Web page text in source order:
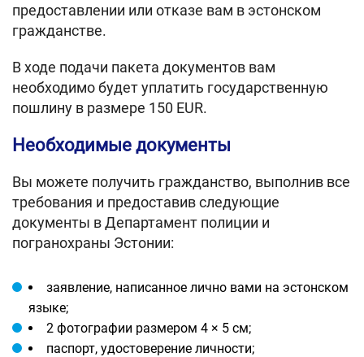
предоставлении или отказе вам в эстонском
гражданстве.
В ходе подачи пакета документов вам
необходимо будет уплатить государственную
пошлину в размере 150 EUR.
Необходимые документы
Вы можете получить гражданство, выполнив все
требования и предоставив следующие
документы в Департамент полиции и
погранохраны Эстонии:
заявление, написанное лично вами на эстонском
языке;
2 фотографии размером 4 × 5 см;
паспорт, удостоверение личности;